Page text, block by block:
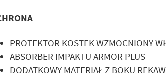
PROTEKTOR KOSTEK WZMOCNIONY
ABSORBER IMPAKTU ARMOR PLUS
DODATKOWY MATERIAŁ Z BOKU